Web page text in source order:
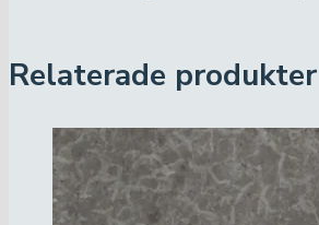
Relaterade produkter